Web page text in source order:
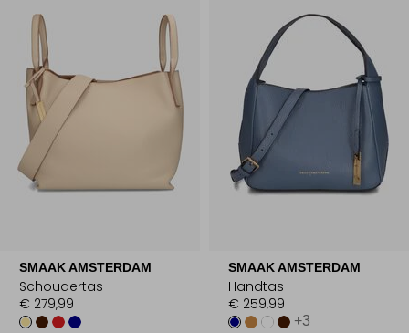
SMAAK AMSTERDAM
Schoudertas
€ 279,99
SMAAK AMSTERDAM
Handtas
€ 259,99
+3